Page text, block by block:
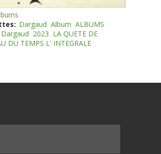
Dargaud Album ALBUMS
Dargaud 2023 LA QUETE DE
DU TEMPS L' INTEGRALE